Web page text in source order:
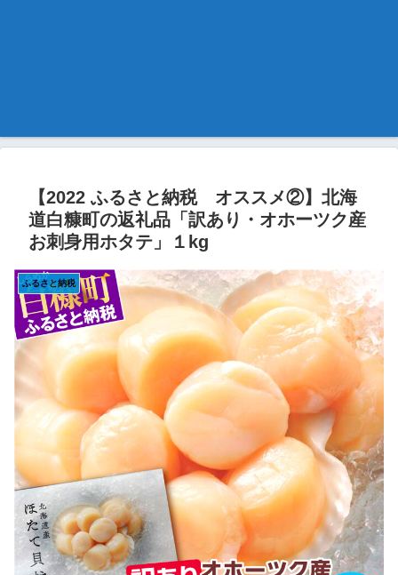
【2022 ふるさと納税 オススメ②】北海
道白糠町の返礼品「訳あり・オホーツク産
お刺身用ホタテ」１kg
ふるさと納税